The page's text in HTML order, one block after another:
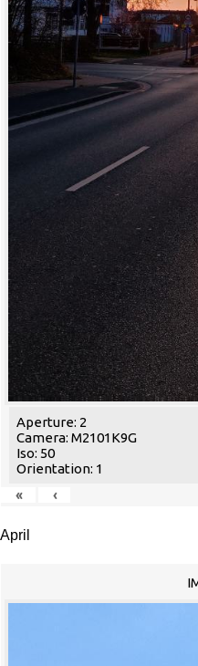
Aperture: 2
Camera: M2101K9G
Iso: 50
Orientation: 1
«
‹
April